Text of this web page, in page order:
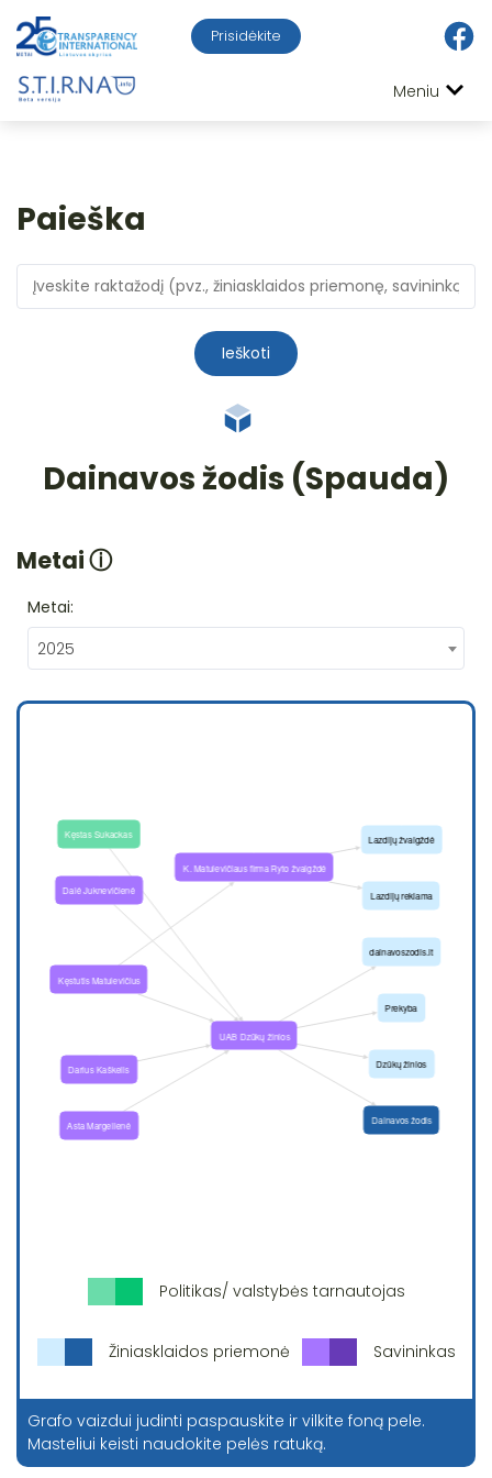
Prisidėkite
Meniu
Paieška
Ieškoti
Dainavos žodis (Spauda)
Metaiⓘ
Metai:
2025
Politikas/ valstybės tarnautojas
Žiniasklaidos priemonė Savininkas
Grafo vaizdui judinti paspauskite ir vilkite foną pele.
Masteliui keisti naudokite pelės ratuką.